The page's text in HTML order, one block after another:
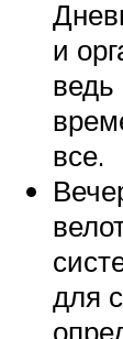
и
ведь
все.
для